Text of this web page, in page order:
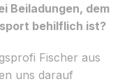
Beiladungen, dem
behilflich ist?
Fischer aus
uns darauf